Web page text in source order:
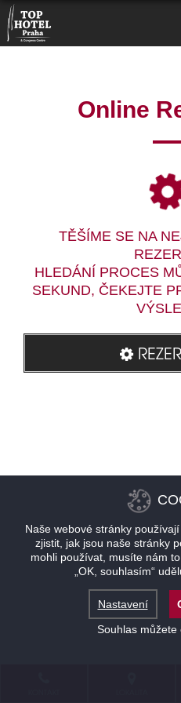
Online
TĚŠÍME SE NA
HLEDÁNÍ PROCES
SEKUND, ČEKEJTE
Naše webové stránky
zjistit, jak jsou naše stránky
mohli používat, musíte nám
„OK, souhlasím“
Nastavení
Souhlas můžete